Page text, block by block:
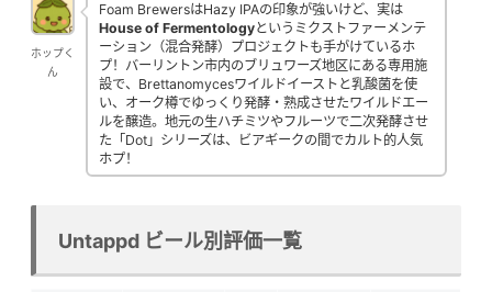
ホップく
ん
Foam BrewersはHazy IPAの印象が強いけど、実は
House of Fermentologyというミクストファーメンテ
ーション（混合発酵）プロジェクトも手がけているホ
プ！バーリントン市内のブリュワーズ地区にある専用施
設で、Brettanomycesワイルドイーストと乳酸菌を使
い、オーク樽でゆっくり発酵・熟成させたワイルドエー
ルを醸造。地元の生ハチミツやフルーツで二次発酵させ
た「Dot」シリーズは、ビアギークの間でカルト的人気
ホプ！
Untappd ビール別評価一覧